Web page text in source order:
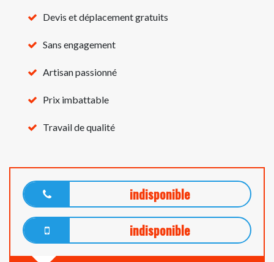
Devis et déplacement gratuits
Sans engagement
Artisan passionné
Prix imbattable
Travail de qualité
indisponible
indisponible